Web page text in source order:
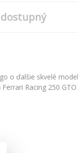
o ďalšie skvelé
Racing 250